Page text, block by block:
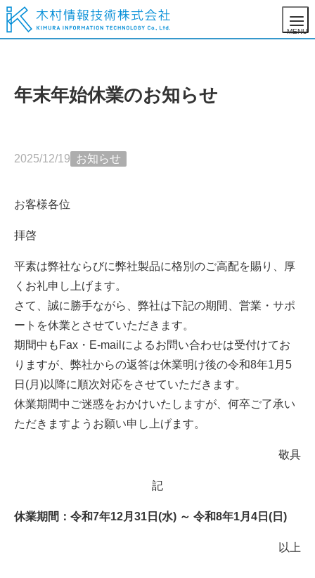
年末年始休業のお知らせ
2025/12/19 お知らせ
お客様各位
拝啓
平素は弊社ならびに弊社製品に格別のご高配を賜り、厚
くお礼申し上げます。
さて、誠に勝手ながら、弊社は下記の期間、営業・サポ
ートを休業とさせていただきます。
期間中もFax・E-mailによるお問い合わせは受付けてお
りますが、弊社からの返答は休業明け後の令和8年1月5
日(月)以降に順次対応をさせていただきます。
休業期間中ご迷惑をおかけいたしますが、何卒ご了承い
ただきますようお願い申し上げます。
敬具
記
休業期間：令和7年12月31日(水) ～ 令和8年1月4日(日)
以上